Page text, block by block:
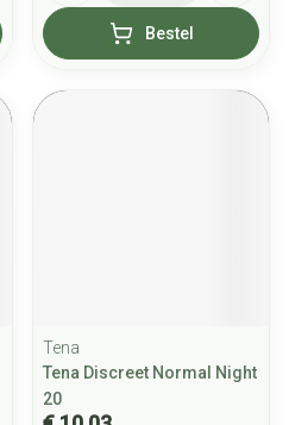
Bestel
Tena
Tena Discreet Normal Night
20